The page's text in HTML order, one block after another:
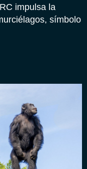
impulsa la
símbolo